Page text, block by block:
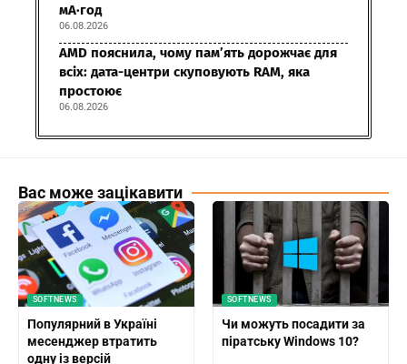
мА·год
06.08.2026
AMD пояснила, чому пам’ять дорожчає для
всіх: дата-центри скуповують RAM, яка
простоює
06.08.2026
Вас може зацікавити
SOFTNEWS
Популярний в Україні
месенджер втратить
одну із версій
SOFTNEWS
Чи можуть посадити за
піратську Windows 10?